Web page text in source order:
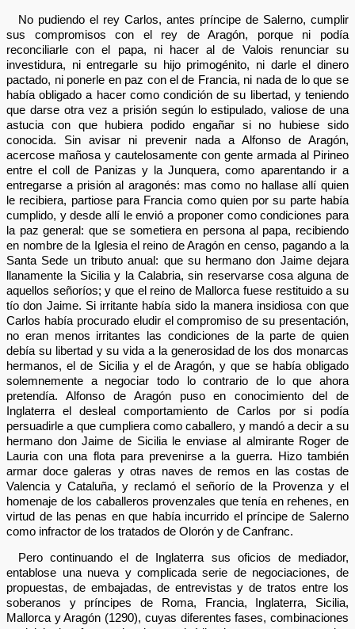
No pudiendo el rey Carlos, antes príncipe de Salerno, cumplir
sus compromisos con el rey de Aragón, porque ni podía
reconciliarle con el papa, ni hacer al de Valois renunciar su
investidura, ni entregarle su hijo primogénito, ni darle el dinero
pactado, ni ponerle en paz con el de Francia, ni nada de lo que se
había obligado a hacer como condición de su libertad, y teniendo
que darse otra vez a prisión según lo estipulado, valiose de una
astucia con que hubiera podido engañar si no hubiese sido
conocida. Sin avisar ni prevenir nada a Alfonso de Aragón,
acercose mañosa y cautelosamente con gente armada al Pirineo
entre el coll de Panizas y la Junquera, como aparentando ir a
entregarse a prisión al aragonés: mas como no hallase allí quien
le recibiera, partiose para Francia como quien por su parte había
cumplido, y desde allí le envió a proponer como condiciones para
la paz general: que se sometiera en persona al papa, recibiendo
en nombre de la Iglesia el reino de Aragón en censo, pagando a la
Santa Sede un tributo anual: que su hermano don Jaime dejara
llanamente la Sicilia y la Calabria, sin reservarse cosa alguna de
aquellos señoríos; y que el reino de Mallorca fuese restituido a su
tío don Jaime. Si irritante había sido la manera insidiosa con que
Carlos había procurado eludir el compromiso de su presentación,
no eran menos irritantes las condiciones de la parte de quien
debía su libertad y su vida a la generosidad de los dos monarcas
hermanos, el de Sicilia y el de Aragón, y que se había obligado
solemnemente a negociar todo lo contrario de lo que ahora
pretendía. Alfonso de Aragón puso en conocimiento del de
Inglaterra el desleal comportamiento de Carlos por si podía
persuadirle a que cumpliera como caballero, y mandó a decir a su
hermano don Jaime de Sicilia le enviase al almirante Roger de
Lauria con una flota para prevenirse a la guerra. Hizo también
armar doce galeras y otras naves de remos en las costas de
Valencia y Cataluña, y reclamó el señorío de la Provenza y el
homenaje de los caballeros provenzales que tenía en rehenes, en
virtud de las penas en que había incurrido el príncipe de Salerno
como infractor de los tratados de Olorón y de Canfranc.
Pero continuando el de Inglaterra sus oficios de mediador,
entablose una nueva y complicada serie de negociaciones, de
propuestas, de embajadas, de entrevistas y de tratos entre los
soberanos y príncipes de Roma, Francia, Inglaterra, Sicilia,
Mallorca y Aragón (1290), cuyas diferentes fases, combinaciones